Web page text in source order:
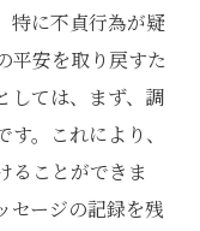
特に不貞行為が疑
平安を取り戻すた
しては、まず、調
。これにより、
ることができま
セージの記録を残